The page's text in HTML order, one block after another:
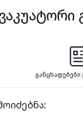
განცხადებები